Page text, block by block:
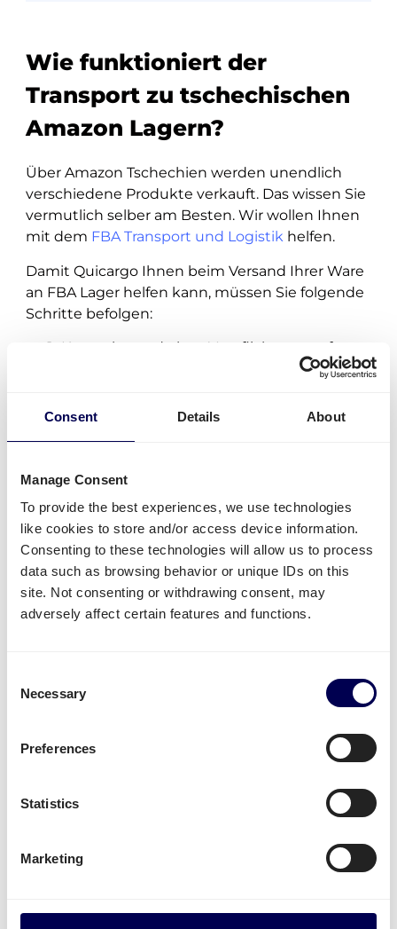
Consent Details About
Manage Consent
To provide the best experiences, we use technologies
like cookies to store and/or access device information.
Consenting to these technologies will allow us to process
data such as browsing behavior or unique IDs on this
site. Not consenting or withdrawing consent, may
adversely affect certain features and functions.
Selection
Necessary
Preferences
Statistics
Marketing
Wie funktioniert der
Transport zu tschechischen
Amazon Lagern?
Über Amazon Tschechien werden unendlich
verschiedene Produkte verkauft. Das wissen Sie
vermutlich selber am Besten. Wir wollen Ihnen
mit dem FBA Transport und Logistik helfen.
Damit Quicargo Ihnen beim Versand Ihrer Ware
an FBA Lager helfen kann, müssen Sie folgende
Schritte befolgen:
Kostenlos und ohne Verpflichtung auf
(Anzahl Paletten, von wo? wohin?, etc.)
„preferred carriers“ weiterleiten
einen Liefertermin mit Amazon aus.
Sobals uns ein Datum bekannt ist, werden
wir ein Abholdatum mit Ihnen ausmachen
Sie stellen sicher, dass die Ware sicher und
korrekt (Amazon konform) zum abholen
bereit steht
Sie können die Sendung jederzeit
verfolgen und bekommen regelmäßige
Die Paletten sind komplett verpackt und
Die Paletten haben die korrekte Länge